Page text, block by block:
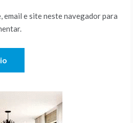
email e site neste navegador para